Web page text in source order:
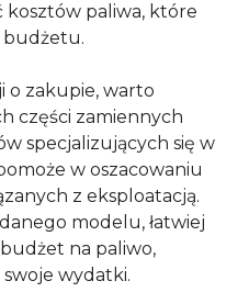
kosztów paliwa, które
budżetu.
o zakupie, warto
części zamiennych
specjalizujących się w
w oszacowaniu
z eksploatacją.
modelu, łatwiej
na paliwo,
wydatki.